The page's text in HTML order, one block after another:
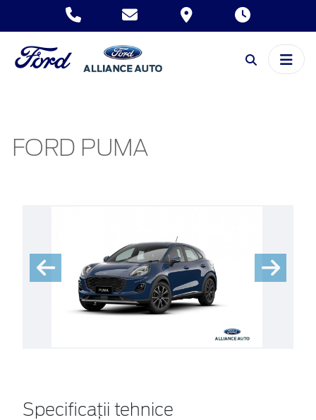
FORD PUMA
Specificații tehnice